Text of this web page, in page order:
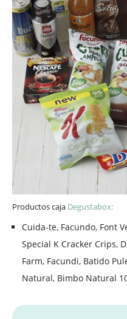
Productos caja Degustabox:
Cuida-te, Facundo, Font
Special K Cracker Crips,
Farm, Facundi, Batido
Natural, Bimbo Natural